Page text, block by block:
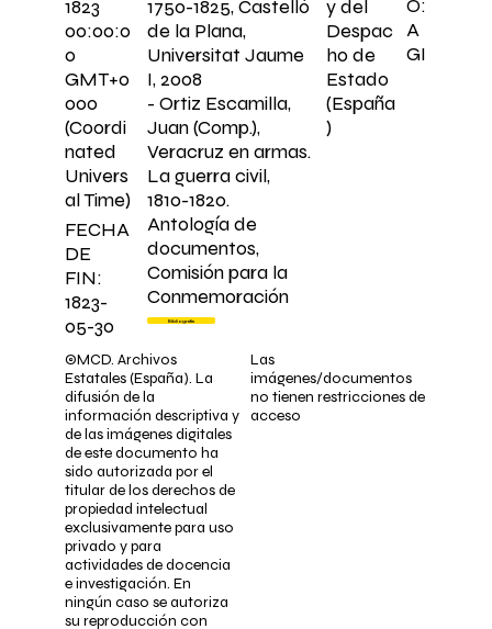
FECHA
DE
FIN:
1823-
05-30
1823
00:00:0
0
GMT+0
000
(Coordi
nated
Univers
al Time)
©MCD. Archivos
Estatales (España). La
difusión de la
información descriptiva y
de las imágenes digitales
de este documento ha
sido autorizada por el
titular de los derechos de
propiedad intelectual
exclusivamente para uso
privado y para
actividades de docencia
e investigación. En
ningún caso se autoriza
su reproducción con
1750-1825, Castelló
de la Plana,
Universitat Jaume
I, 2008
- Ortiz Escamilla,
Juan (Comp.),
Veracruz en armas.
La guerra civil,
1810-1820.
Antología de
documentos,
Comisión para la
Conmemoración
Bibliografía
y del
Despac
ho de
Estado
(España
)
Las
imágenes/documentos
no tienen restricciones de
acceso
O:
A
GI